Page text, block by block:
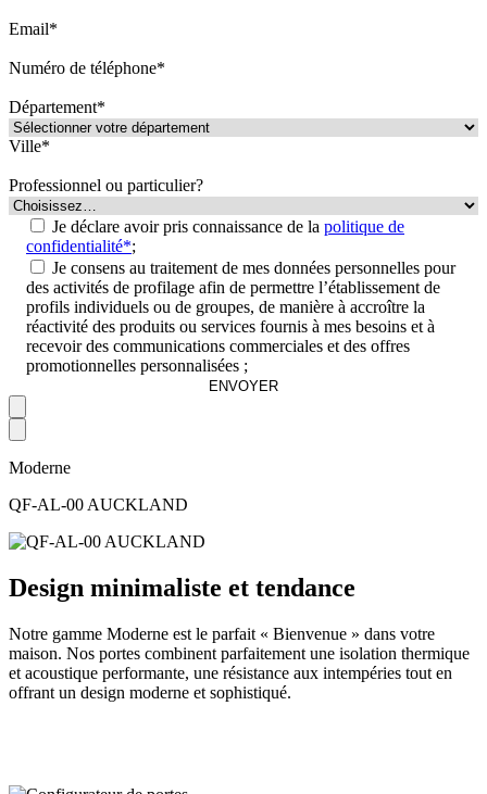
Email*
Numéro de téléphone*
Département*
Ville*
Professionnel ou particulier?
Je déclare avoir pris connaissance de la politique de
confidentialité*;
Je consens au traitement de mes données personnelles pour
des activités de profilage afin de permettre l’établissement de
profils individuels ou de groupes, de manière à accroître la
réactivité des produits ou services fournis à mes besoins et à
recevoir des communications commerciales et des offres
promotionnelles personnalisées ;
Moderne
QF-AL-00 AUCKLAND
Design minimaliste et tendance
Notre gamme Moderne est le parfait « Bienvenue » dans votre
maison. Nos portes combinent parfaitement une isolation thermique
et acoustique performante, une résistance aux intempéries tout en
offrant un design moderne et sophistiqué.